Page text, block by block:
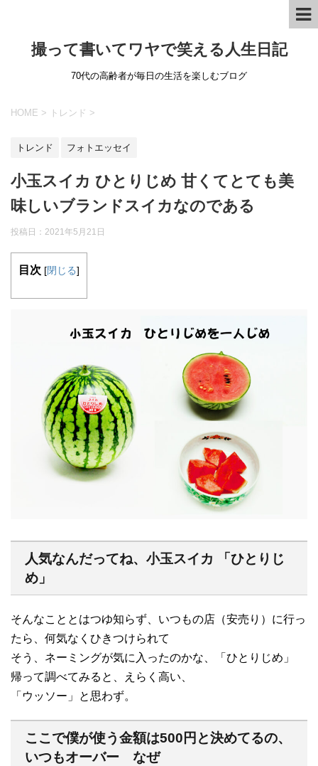
撮って書いてワヤで笑える人生日記
70代の高齢者が毎日の生活を楽しむブログ
HOME > トレンド >
トレンド フォトエッセイ
小玉スイカ ひとりじめ 甘くてとても美
味しいブランドスイカなのである
投稿日： 2021年5月21日
目次 [閉じる]
人気なんだってね、小玉スイカ 「ひとりじ
め」
そんなこととはつゆ知らず、いつもの店（安売り）に行っ
たら、何気なくひきつけられて
そう、ネーミングが気に入ったのかな、「ひとりじめ」
帰って調べてみると、えらく高い、
「ウッソー」と思わず。
ここで僕が使う金額は500円と決めてるの、
いつもオーバー なぜ